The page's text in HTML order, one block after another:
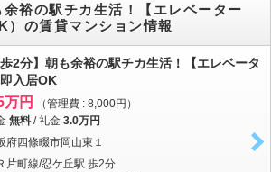
余裕の駅チカ生活！【エレベーター
）の賃貸マンション情報
歩2分】朝も余裕の駅チカ生活！【エレベータ
入居OK
万円
（管理費 : 8,000円）
無料 /礼金 3.0万円
府四條畷市岡山東１
片町線/忍ケ丘駅 歩2分